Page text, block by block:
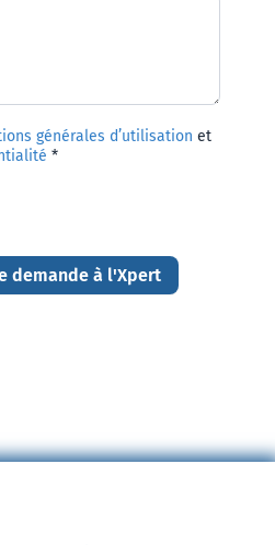
générales d’utilisation et
*
demande à l'Xpert